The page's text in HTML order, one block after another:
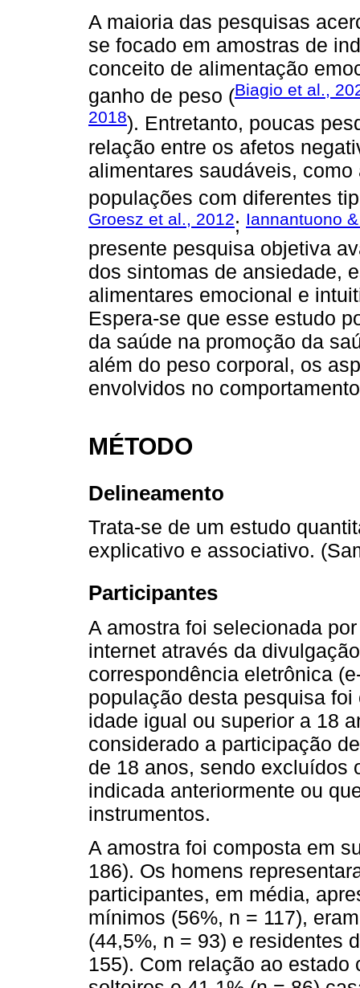
A maioria das pesquisas
se focado em amostras de
conceito de alimentação
ganho de peso (Biagio et al.,
2018). Entretanto, poucas
relação entre os afetos
alimentares saudáveis,
populações com diferentes
Groesz et al., 2012; Iannantuono
presente pesquisa objetiva
dos sintomas de ansiedade,
alimentares emocional e
Espera-se que esse estudo
da saúde na promoção da
além do peso corporal, os
envolvidos no
MÉTODO
Delineamento
Trata-se de um estudo
explicativo e associativo.
Participantes
A amostra foi selecionada
internet através da
correspondência eletrônica
população desta pesquisa
idade igual ou superior a 18
considerado a participação
de 18 anos, sendo excluídos
indicada anteriormente ou
instrumentos.
A amostra foi composta em
186). Os homens
participantes, em média,
mínimos (56%, n = 117),
(44,5%, n = 93) e residentes
155). Com relação ao